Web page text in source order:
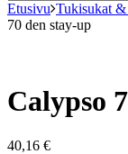
Etusivu Tukisukat
70 den stay-up
Calypso
40,16 €